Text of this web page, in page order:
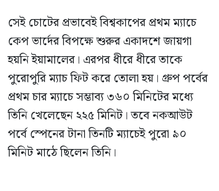
সেই চোটের প্রভাবেই বিশ্বকাপের প্রথম ম্যাচে
কেপ ভার্দের বিপক্ষে শুরুর একাদশে জায়গা
হয়নি ইয়ামালের। এরপর ধীরে ধীরে তাকে
পুরোপুরি ম্যাচ ফিট করে তোলা হয়। গ্রুপ পর্বের
প্রথম চার ম্যাচে সম্ভাব্য ৩৬০ মিনিটের মধ্যে
তিনি খেলেছেন ২২৫ মিনিট। তবে নকআউট
পর্বে স্পেনের টানা তিনটি ম্যাচেই পুরো ৯০
মিনিট মাঠে ছিলেন তিনি।